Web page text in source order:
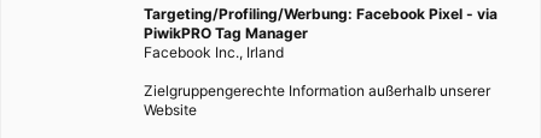
Targeting/Profiling/Werbung: Facebook Pixel - via
PiwikPRO Tag Manager
Facebook Inc., Irland
Zielgruppengerechte Information außerhalb unserer
Website